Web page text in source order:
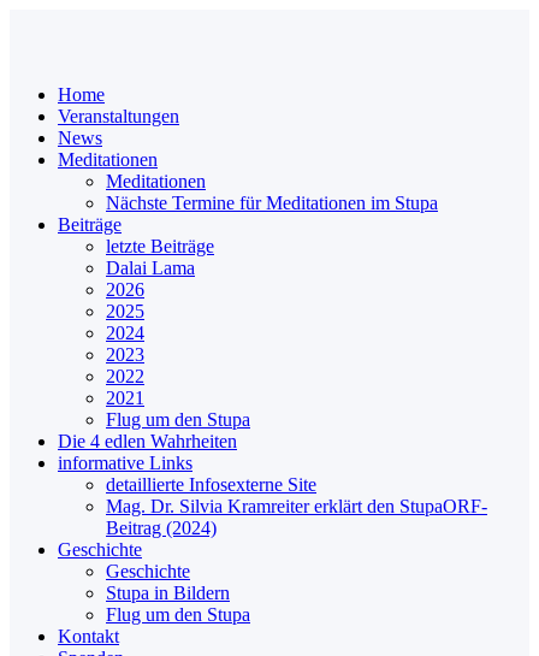
Home
Veranstaltungen
News
Meditationen
Meditationen
Nächste Termine für Meditationen im Stupa
Beiträge
letzte Beiträge
Dalai Lama
2026
2025
2024
2023
2022
2021
Flug um den Stupa
Die 4 edlen Wahrheiten
informative Links
detaillierte Infosexterne Site
Mag. Dr. Silvia Kramreiter erklärt den StupaORF-
Beitrag (2024)
Geschichte
Geschichte
Stupa in Bildern
Flug um den Stupa
Kontakt